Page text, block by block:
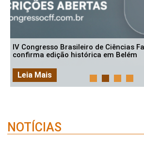
IV Congresso Brasileiro de Ciências
confirma edição histórica em Belém
Leia Mais
NOTÍCIAS